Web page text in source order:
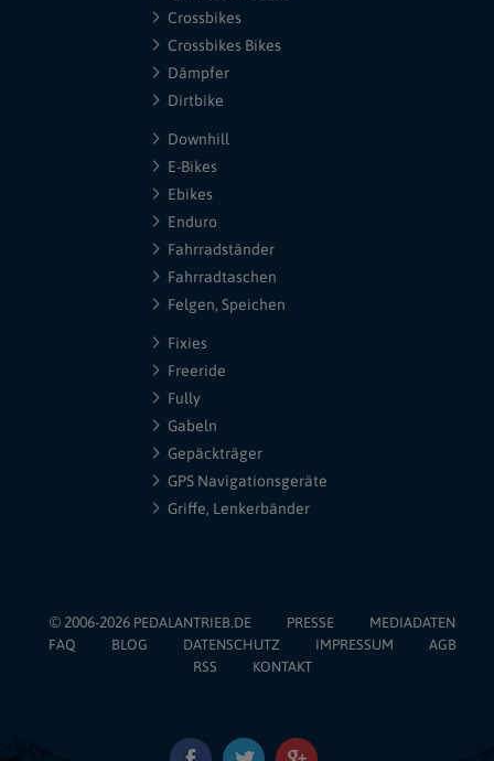
Crossbikes
Crossbikes Bikes
Dämpfer
Dirtbike
Downhill
E-Bikes
Ebikes
Enduro
Fahrradständer
Fahrradtaschen
Felgen, Speichen
Fixies
Freeride
Fully
Gabeln
Gepäckträger
GPS Navigationsgeräte
Griffe, Lenkerbänder
© 2006-2026 PEDALANTRIEB.DE PRESSE
MEDIADATEN
FAQ
BLOG DATENSCHUTZ IMPRESSUM
AGB
RSS
KONTAKT